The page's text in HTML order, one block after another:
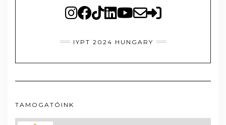
IYPT 2024 HUNGARY
TAMOGATÓINK